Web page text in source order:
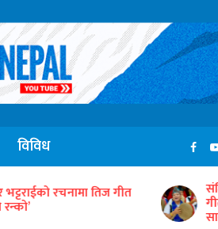
विविध
रानाको स्वरमा रहेको कौरा
छ कि गुलियो’को भिडिओ